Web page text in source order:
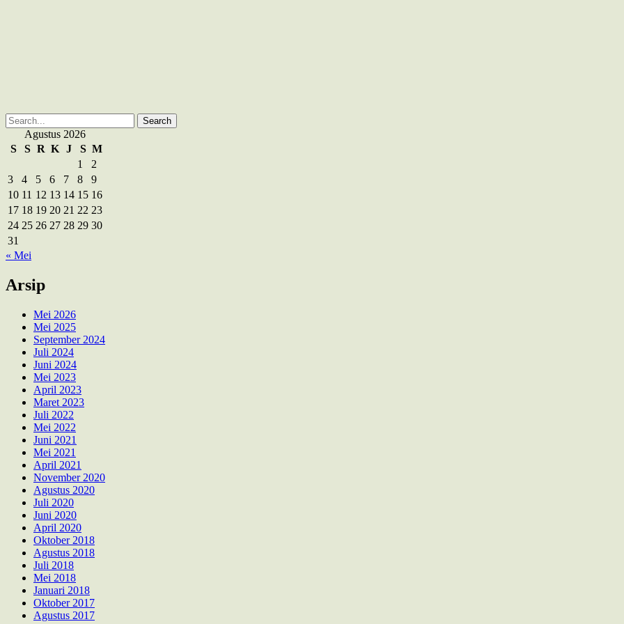
Search
for: Agustus 2026
S
S R K J S M
1
2
3
4 5 6 7 8
9
10 11 12 13 14 15 16
17 18 19 20 21 22 23
24 25 26 27 28 29 30
31
« Mei
Arsip
Mei 2026
Mei 2025
September 2024
Juli 2024
Juni 2024
Mei 2023
April 2023
Maret 2023
Juli 2022
Mei 2022
Juni 2021
Mei 2021
April 2021
November 2020
Agustus 2020
Juli 2020
Juni 2020
April 2020
Oktober 2018
Agustus 2018
Juli 2018
Mei 2018
Januari 2018
Oktober 2017
Agustus 2017